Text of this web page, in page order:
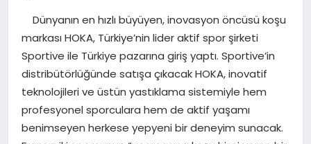
EKONOMI
SAĞLIK
DÜNYA
EĞITIM
Dünyanın en hızlı büyüyen, inovasyon öncüsü koşu
markası HOKA, Türkiye’nin lider aktif spor şirketi
Sportive ile Türkiye pazarına giriş yaptı. Sportive’in
distribütörlüğünde satışa çıkacak HOKA, inovatif
teknolojileri ve üstün yastıklama sistemiyle hem
profesyonel sporculara hem de aktif yaşamı
benimseyen herkese yepyeni bir deneyim sunacak.